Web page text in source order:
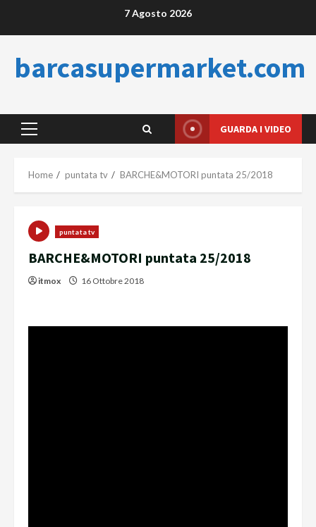
7 Agosto 2026
barcasupermarket.com
Primary
GUARDA I VIDEO
Home puntata tv BARCHE&MOTORI puntata 25/2018
puntata tv
BARCHE&MOTORI puntata 25/2018
itmox 16 Ottobre 2018